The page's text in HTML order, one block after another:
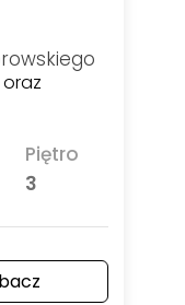
Piętro
3